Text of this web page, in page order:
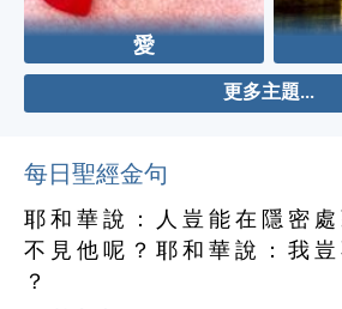
愛
更多主題...
每日聖經金句
耶 和 華 說 ： 人 豈 能 在 隱 密
不 見 他 呢 ？ 耶 和 華 說 ： 我
？